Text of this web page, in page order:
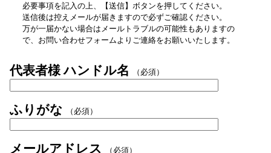
必要事項を記入の上、【送信】ボタンを押してください。
送信後は控えメールが届きますので必ずご確認ください。
万が一届かない場合はメールトラブルの可能性もありますの
で、お問い合わせフォームよりご連絡をお願いいたします。
代表者様 ハンドル名 （必須）
ふりがな （必須）
メールアドレス （必須）